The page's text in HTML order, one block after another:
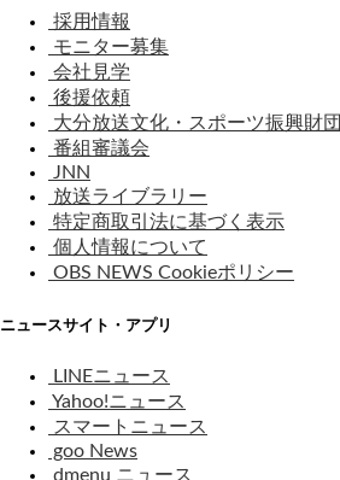
採用情報
モニター募集
会社見学
後援依頼
大分放送文化・スポーツ振興財団
番組審議会
JNN
放送ライブラリー
特定商取引法に基づく表示
個人情報について
OBS NEWS Cookieポリシー
ニュースサイト・アプリ
LINEニュース
Yahoo!ニュース
スマートニュース
goo News
dmenu ニュース